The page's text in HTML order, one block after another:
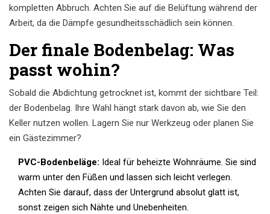
kompletten Abbruch. Achten Sie auf die Belüftung während der
Arbeit, da die Dämpfe gesundheitsschädlich sein können.
Der finale Bodenbelag: Was
passt wohin?
Sobald die Abdichtung getrocknet ist, kommt der sichtbare Teil:
der Bodenbelag. Ihre Wahl hängt stark davon ab, wie Sie den
Keller nutzen wollen. Lagern Sie nur Werkzeug oder planen Sie
ein Gästezimmer?
PVC-Bodenbeläge: Ideal für beheizte Wohnräume. Sie sind
warm unter den Füßen und lassen sich leicht verlegen.
Achten Sie darauf, dass der Untergrund absolut glatt ist,
sonst zeigen sich Nähte und Unebenheiten.